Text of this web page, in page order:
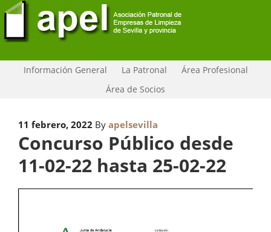
Información General La Patronal
Área Profesional
Área de Socios
11 febrero, 2022 By apelsevilla
Concurso Público desde
11-02-22 hasta 25-02-22